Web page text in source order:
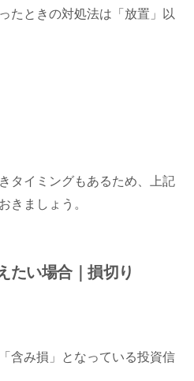
たときの対処法は「放置」以
タイミングもあるため、上記
きましょう。
たい場合｜損切り
含み損」となっている投資信